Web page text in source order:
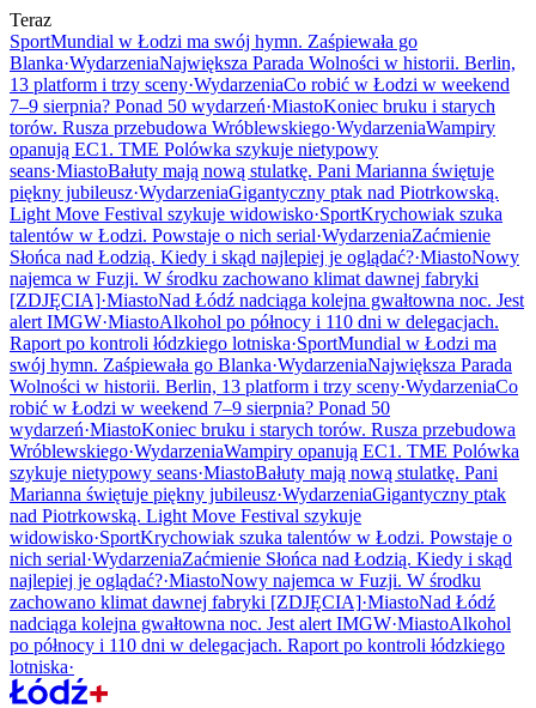
Teraz
SportMundial w Łodzi ma swój hymn. Zaśpiewała go
Blanka·WydarzeniaNajwiększa Parada Wolności w historii. Berlin,
13 platform i trzy sceny·WydarzeniaCo robić w Łodzi w weekend
7–9 sierpnia? Ponad 50 wydarzeń·MiastoKoniec bruku i starych
torów. Rusza przebudowa Wróblewskiego·WydarzeniaWampiry
opanują EC1. TME Polówka szykuje nietypowy
seans·MiastoBałuty mają nową stulatkę. Pani Marianna świętuje
piękny jubileusz·WydarzeniaGigantyczny ptak nad Piotrkowską.
Light Move Festival szykuje widowisko·SportKrychowiak szuka
talentów w Łodzi. Powstaje o nich serial·WydarzeniaZaćmienie
Słońca nad Łodzią. Kiedy i skąd najlepiej je oglądać?·MiastoNowy
najemca w Fuzji. W środku zachowano klimat dawnej fabryki
[ZDJĘCIA]·MiastoNad Łódź nadciąga kolejna gwałtowna noc. Jest
alert IMGW·MiastoAlkohol po północy i 110 dni w delegacjach.
Raport po kontroli łódzkiego lotniska·SportMundial w Łodzi ma
swój hymn. Zaśpiewała go Blanka·WydarzeniaNajwiększa Parada
Wolności w historii. Berlin, 13 platform i trzy sceny·WydarzeniaCo
robić w Łodzi w weekend 7–9 sierpnia? Ponad 50
wydarzeń·MiastoKoniec bruku i starych torów. Rusza przebudowa
Wróblewskiego·WydarzeniaWampiry opanują EC1. TME Polówka
szykuje nietypowy seans·MiastoBałuty mają nową stulatkę. Pani
Marianna świętuje piękny jubileusz·WydarzeniaGigantyczny ptak
nad Piotrkowską. Light Move Festival szykuje
widowisko·SportKrychowiak szuka talentów w Łodzi. Powstaje o
nich serial·WydarzeniaZaćmienie Słońca nad Łodzią. Kiedy i skąd
najlepiej je oglądać?·MiastoNowy najemca w Fuzji. W środku
zachowano klimat dawnej fabryki [ZDJĘCIA]·MiastoNad Łódź
nadciąga kolejna gwałtowna noc. Jest alert IMGW·MiastoAlkohol
po północy i 110 dni w delegacjach. Raport po kontroli łódzkiego
lotniska·